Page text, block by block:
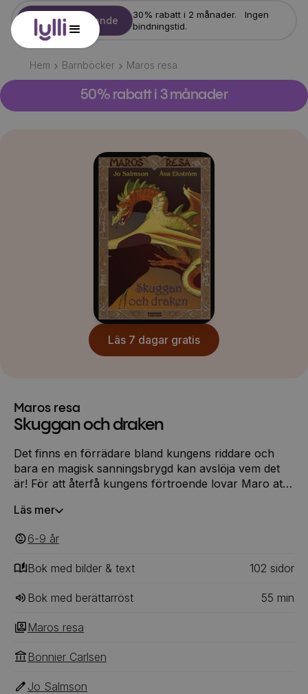
Starta erbjudande
30% rabatt i 2 månader. Ingen
bindningstid.
Hem Barnböcker Maros resa
50% rabatt i 3 månader
Läs 7 dagar gratis
Maros resa
Skuggan och draken
Det finns en förrädare bland kungens riddare och
bara en magisk sanningsbrygd kan avslöja vem det
är! För att återfå kungens förtroende lovar Maro att
ska han bli dubbad till den yngste riddaren
talande drake. Tillsammans med de övriga
ingredienserna ska Maro ta drakblodet till magikernas
ö, där den förtrollade drycken kan bryggas. Till sin
hjälp har han en Skugga, en av kungens hemliga
spioner. Men snart inser Maro att fler blivit
utskickade på samma uppdrag. Nu kan han inte
längre lita på någon ...
Läs mer
6-9 ‎‎ år
Bok med bilder & text 102 ‎‎ sidor
Bok med berättarröst 55 min
Maros resa
Bonnier Carlsen
Jo Salmson